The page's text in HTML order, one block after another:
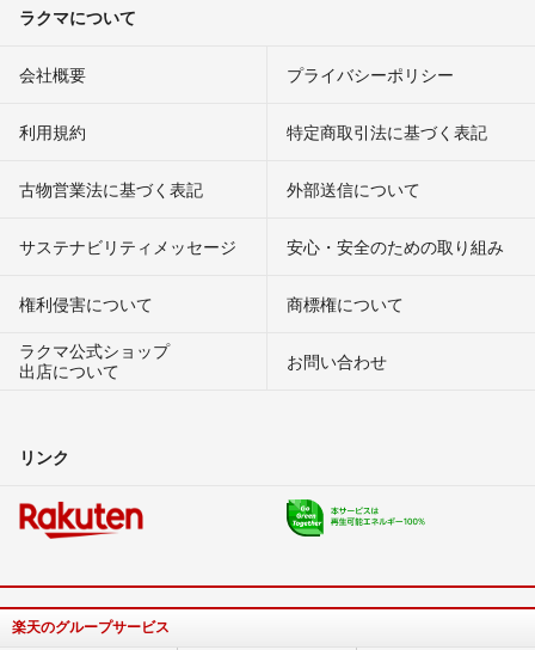
ラクマについて
会社概要 プライバシーポリシー
利用規約 特定商取引法に基づく表記
古物営業法に基づく表記 外部送信について
サステナビリティメッセージ 安心・安全のための取り組み
権利侵害について
商標権について
ラクマ公式ショップ
出店について
お問い合わせ
リンク
楽天のグループサービス